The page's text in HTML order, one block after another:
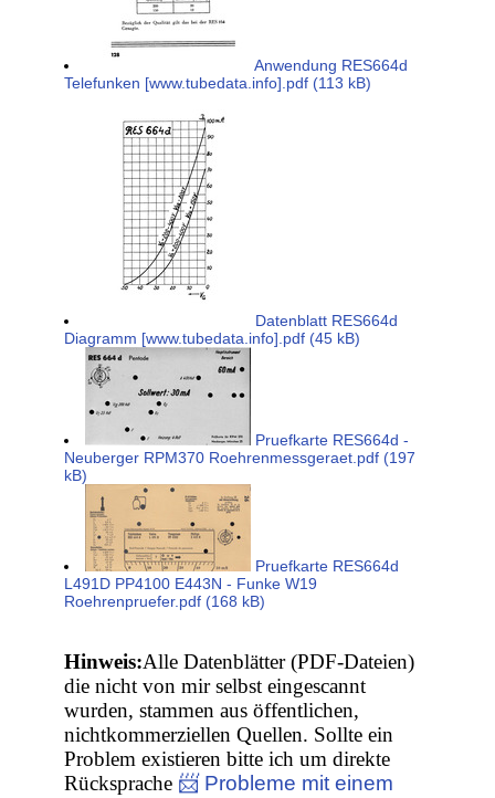
Anwendung RES664d
Telefunken [www.tubedata.info].pdf (113 kB)
Datenblatt RES664d
Diagramm [www.tubedata.info].pdf (45 kB)
Pruefkarte RES664d -
Neuberger RPM370 Roehrenmessgeraet.pdf (197
kB)
Pruefkarte RES664d
L491D PP4100 E443N - Funke W19
Roehrenpruefer.pdf (168 kB)
Hinweis:Alle Datenblätter (PDF-Dateien)
die nicht von mir selbst eingescannt
wurden, stammen aus öffentlichen,
nichtkommerziellen Quellen. Sollte ein
Problem existieren bitte ich um direkte
Rücksprache 📨 Probleme mit einem